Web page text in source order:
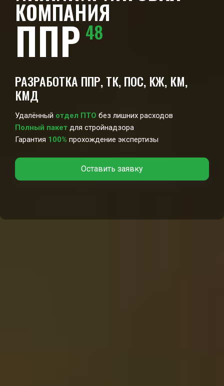
КОМПАНИЯ
ППР 48
РАЗРАБОТКА ППР, ТК, ПОС, КЖ, КМ,
КМД
Удалённый отдел ПТО без лишних расходов
Полный пакет для стройнадзора
Гарантия 100% прохождение экспертизы
Оставить заявку